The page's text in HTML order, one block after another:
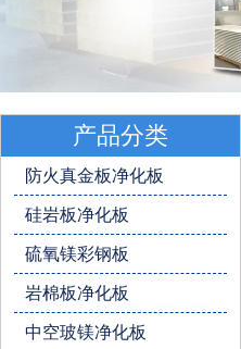
产品分类
防火真金板净化板
硅岩板净化板
硫氧镁彩钢板
岩棉板净化板
中空玻镁净化板